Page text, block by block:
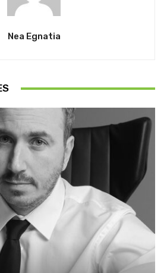
Nea Egnatia